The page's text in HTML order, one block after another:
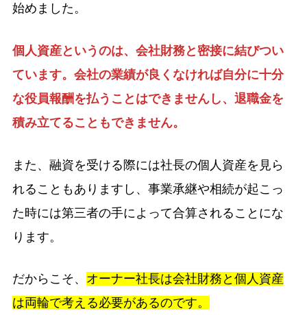
始めました。
個人資産というのは、会社財務と密接に結びつい
ています。会社の業績が良くなければ自分に十分
な役員報酬を払うことはできませんし、退職金を
積み立てることもできません。
また、融資を受ける際には社長の個人資産を見ら
れることもありますし、事業承継や相続が起こっ
た時には第三者の手によって合算されることにな
ります。
だからこそ、 オーナー社長は会社財務と個人資産
は両輪で考える必要があるのです。